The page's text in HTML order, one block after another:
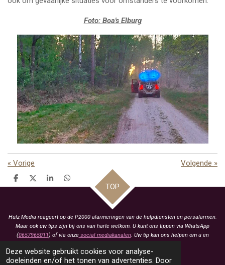
Deze website gebruikt cookies voor analyse-
doeleinden en/of het tonen van advertenties. Door
Foto: Boa's Elburg
« Vorige Volgende »
D
e
D
e
S
h
D
e
TOP
Hulz Media reageert op de P2000 alarmeringen van de hulpdiensten en persalarmen.
Maar ook uw tips zijn bij ons van harte welkom. U kunt ons tippen via WhatsApp
(0657965011) of via onzesocial mediakanalen. Uw tip kan ons helpen om u en
KVK: 93463413